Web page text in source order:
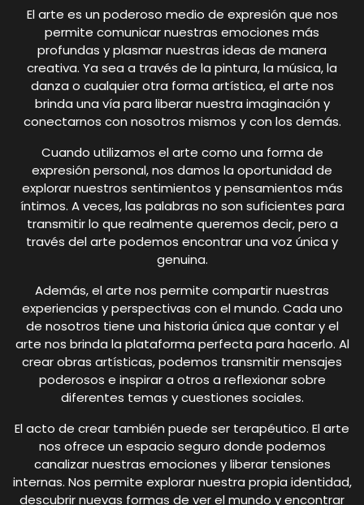
El arte es un poderoso medio de expresión que nos
permite comunicar nuestras emociones más
profundas y plasmar nuestras ideas de manera
creativa. Ya sea a través de la pintura, la música, la
danza o cualquier otra forma artística, el arte nos
brinda una vía para liberar nuestra imaginación y
conectarnos con nosotros mismos y con los demás.
Cuando utilizamos el arte como una forma de
expresión personal, nos damos la oportunidad de
explorar nuestros sentimientos y pensamientos más
íntimos. A veces, las palabras no son suficientes para
transmitir lo que realmente queremos decir, pero a
través del arte podemos encontrar una voz única y
genuina.
Además, el arte nos permite compartir nuestras
experiencias y perspectivas con el mundo. Cada uno
de nosotros tiene una historia única que contar y el
arte nos brinda la plataforma perfecta para hacerlo. Al
crear obras artísticas, podemos transmitir mensajes
poderosos e inspirar a otros a reflexionar sobre
diferentes temas y cuestiones sociales.
El acto de crear también puede ser terapéutico. El arte
nos ofrece un espacio seguro donde podemos
canalizar nuestras emociones y liberar tensiones
internas. Nos permite explorar nuestra propia identidad,
descubrir nuevas formas de ver el mundo y encontrar